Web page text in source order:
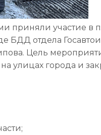
приняли участие в
БДД отдела
Цель
улицах города и